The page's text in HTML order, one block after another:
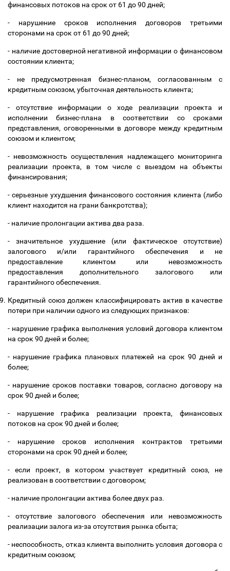
финансовых потоков на срок от 61 до 90 дней;
- нарушение сроков исполнения договоров третьими
сторонами на срок от 61 до 90 дней;
- наличие достоверной негативной информации о финансовом
состоянии клиента;
- не предусмотренная бизнес-планом, согласованным с
кредитным союзом, убыточная деятельность клиента;
- отсутствие информации о ходе реализации проекта и
исполнении бизнес-плана в соответствии со сроками
представления, оговоренными в договоре между кредитным
союзом и клиентом;
- невозможность осуществления надлежащего мониторинга
реализации проекта, в том числе с выездом на объекты
финансирования;
- серьезные ухудшения финансового состояния клиента (либо
клиент находится на грани банкротства);
- наличие пролонгации актива два раза.
- значительное ухудшение (или фактическое отсутствие)
залогового и/или гарантийного обеспечения и не
предоставление клиентом или невозможность
предоставления дополнительного залогового или
гарантийного обеспечения.
Кредитный союз должен классифицировать актив в качестве
потери при наличии одного из следующих признаков:
- нарушение графика выполнения условий договора клиентом
на срок 90 дней и более;
- нарушение графика плановых платежей на срок 90 дней и
более;
- нарушение сроков поставки товаров, согласно договору на
срок 90 дней и более;
- нарушение графика реализации проекта, финансовых
потоков на срок 90 дней и более;
- нарушение сроков исполнения контрактов третьими
сторонами на срок 90 дней и более;
- если проект, в котором участвует кредитный союз, не
реализован в соответствии с договором;
- наличие пролонгации актива более двух раз.
- отсутствие залогового обеспечения или невозможность
реализации залога из-за отсутствия рынка сбыта;
- неспособность, отказ клиента выполнить условия договора с
кредитным союзом;